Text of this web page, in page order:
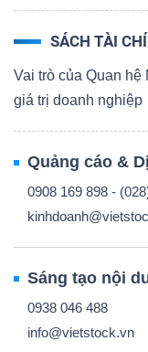
SÁCH TÀI
Vai trò của Quan hệ
giá trị doanh nghiệp
Quảng cáo &
0908 169 898 -
Sáng tạo nội
0938 046 488
info@vietstock.vn